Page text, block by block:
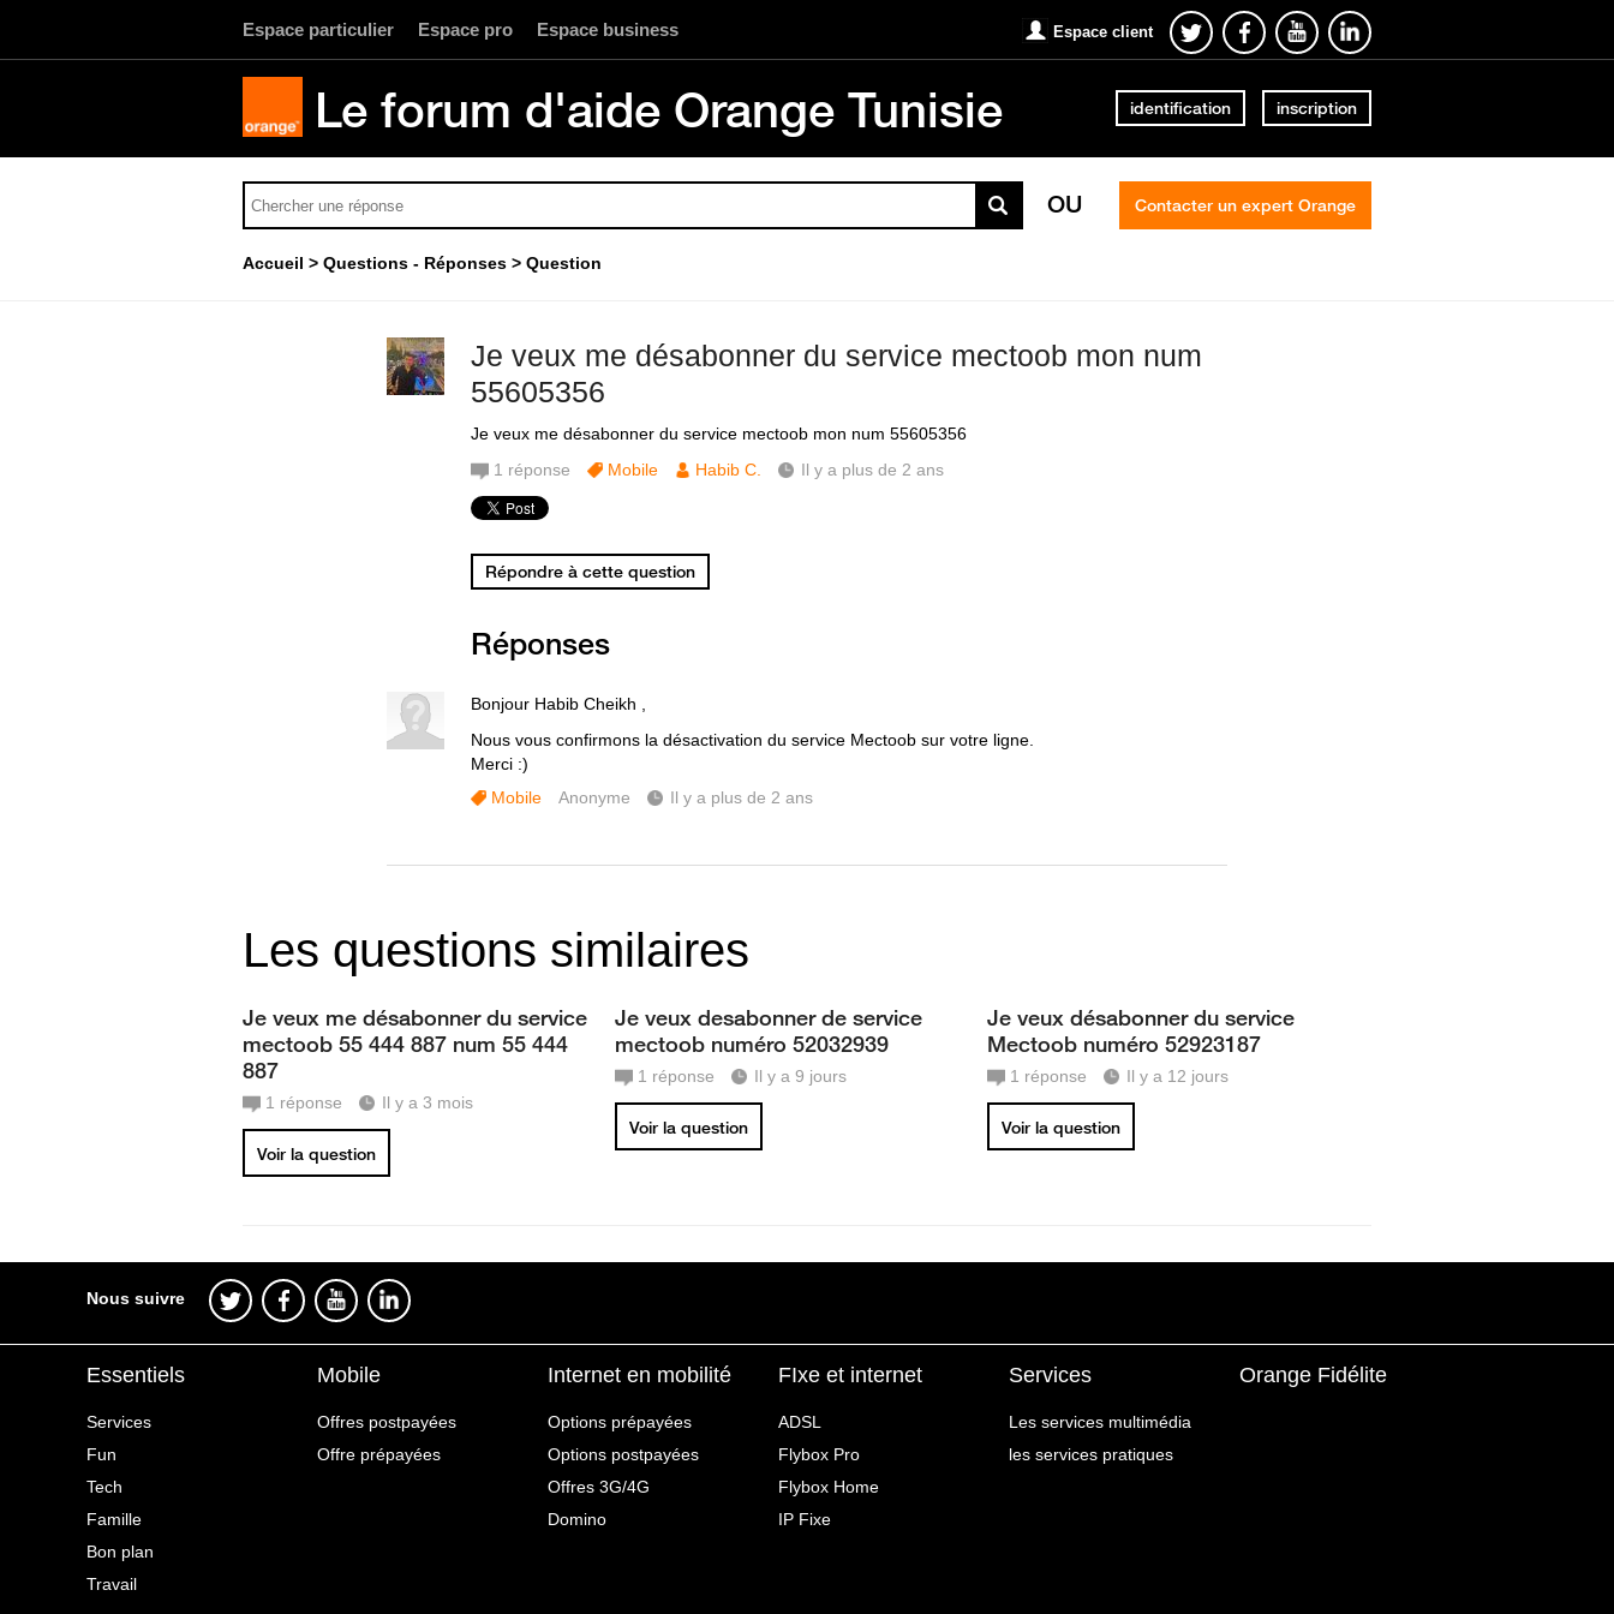
Espace particulier Espace pro Espace business Espace client
Le forum d'aide Orange Tunisie identification inscription
OU Contacter un expert Orange
Accueil Questions - Réponses Question
Je veux me désabonner du service mectoob mon num
55605356
Je veux me désabonner du service mectoob mon num 55605356
1 réponse Mobile Habib C. Il y a plus de 2 ans
Répondre à cette question
Réponses
Bonjour Habib Cheikh ,
Nous vous confirmons la désactivation du service Mectoob sur votre ligne.
Merci :)
Mobile
Anonyme Il y a plus de 2 ans
Les questions similaires
Je veux me désabonner du service
mectoob 55 444 887 num 55 444
887
1 réponse Il y a 3 mois
Voir la question
Je veux desabonner de service
mectoob numéro 52032939
1 réponse Il y a 9 jours
Voir la question
Je veux désabonner du service
Mectoob numéro 52923187
1 réponse Il y a 12 jours
Voir la question
Nous suivre
Essentiels
Services
Fun
Tech
Famille
Bon plan
Travail
Mobile
Offres postpayées
Offre prépayées
Internet en mobilité
Options prépayées
Options postpayées
Offres 3G/4G
Domino
FIxe et internet
ADSL
Flybox Pro
Flybox Home
IP Fixe
Services
Les services multimédia
les services pratiques
Orange Fidélite